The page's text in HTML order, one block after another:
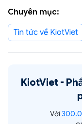
Chuyên mục:
Tin tức về KiotViet
KiotViet -
Với